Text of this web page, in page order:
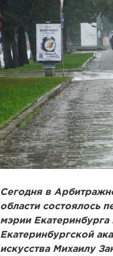
Сегодня в
области состоялось
мэрии
Екатеринбургской
искусства Михаилу